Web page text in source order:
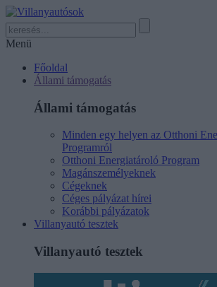
Menü
Főoldal
Állami támogatás
Állami támogatás
Minden egy helyen az Otthoni
Programról
Otthoni Energiatároló Program
Magánszemélyeknek
Cégeknek
Céges pályázat hírei
Korábbi pályázatok
Villanyautó tesztek
Villanyautó tesztek